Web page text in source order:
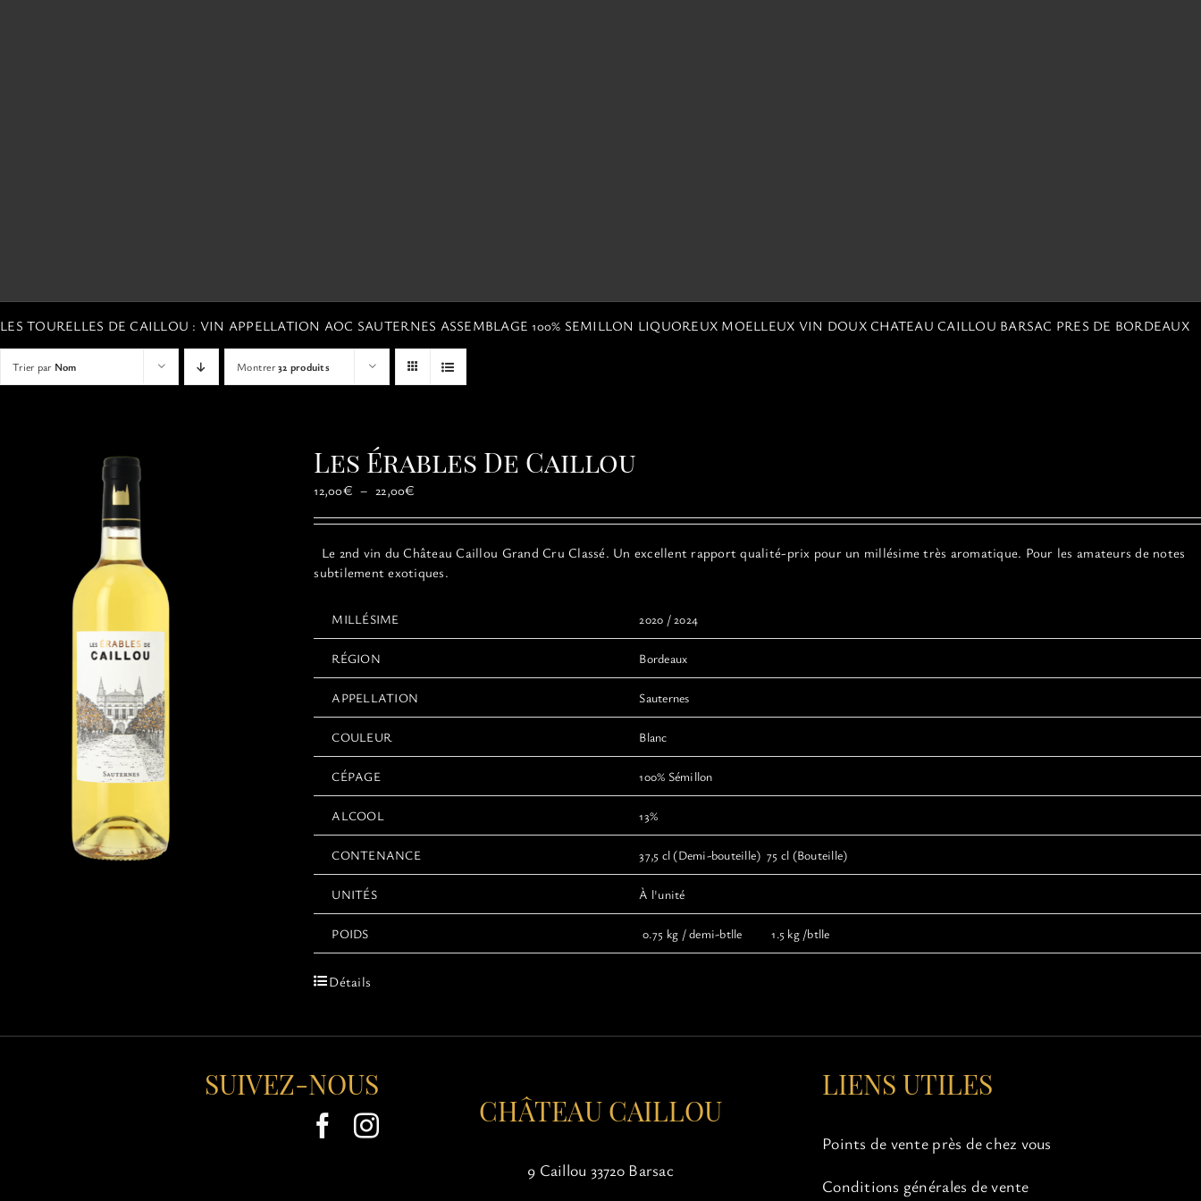
LES TOURELLES DE CAILLOU : VIN APPELLATION AOC SAUTERNES ASSEMBLAGE 100% SEMILLON LIQUOREUX MOELLEUX VIN DOUX CHATEAU CAILLOU BARSAC PRES DE BORDEAUX
Trier par Nom Montrer32 produits
Les Érables De Caillou
12,00€ – 22,00€
prix :
12,00€
à
22,00€
Le 2nd vin du Château Caillou Grand Cru Classé. Un excellent rapport qualité-prix pour un millésime très aromatique. Pour les amateurs de notes
subtilement exotiques.
MILLÉSIME 2020 / 2024
RÉGION Bordeaux
APPELLATION Sauternes
COULEUR Blanc
CÉPAGE 100% Sémillon
ALCOOL 13%
CONTENANCE 37,5 cl (Demi-bouteille) 75 cl (Bouteille)
UNITÉS À l'unité
POIDS 0.75 kg / demi-btlle 1.5 kg /btlle
Détails
SUIVEZ-NOUS
CHÂTEAU CAILLOU
9 Caillou 33720 Barsac
LIENS UTILES
Points de vente près de chez vous
Conditions générales de vente